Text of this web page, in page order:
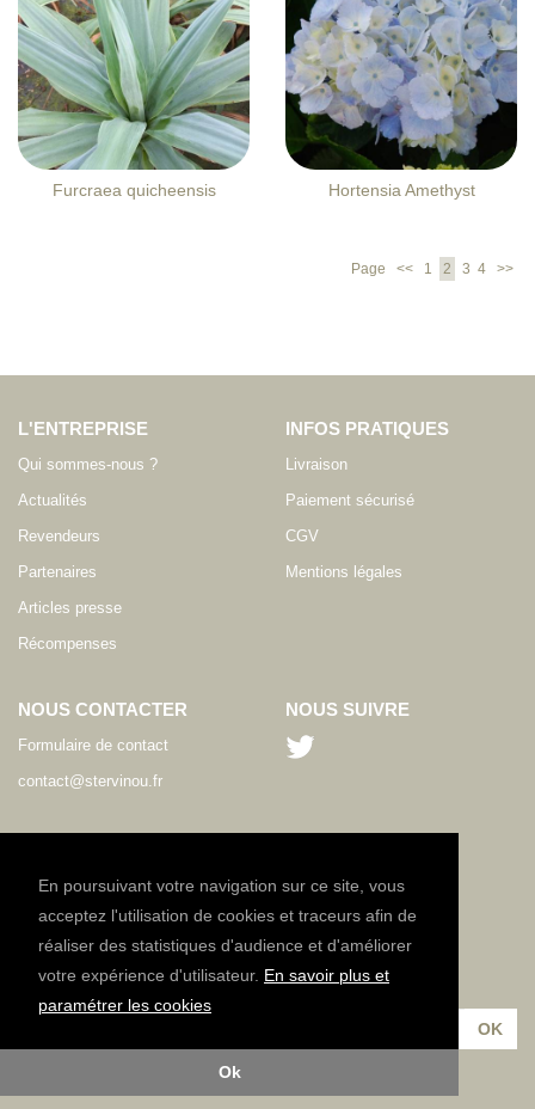
En poursuivant votre navigation sur ce site, vous
acceptez l'utilisation de cookies et traceurs afin de
réaliser des statistiques d'audience et d'améliorer
votre expérience d'utilisateur. En savoir plus et
paramétrer les cookies
Ok
Furcraea quicheensis Hortensia Amethyst
Page << 1 2 3 4 >>
L'ENTREPRISE
Qui sommes-nous ?
Actualités
Revendeurs
Partenaires
Articles presse
Récompenses
INFOS PRATIQUES
Livraison
Paiement sécurisé
CGV
Mentions légales
NOUS CONTACTER
Formulaire de contact
contact@stervinou.fr
FR
NOUS SUIVRE
NEWSLETTER
Inscrivez-vous à notre lettre d'information :